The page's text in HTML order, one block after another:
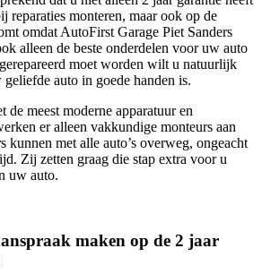
reparaties monteren, maar ook op de
omdat AutoFirst Garage Piet Sanders
alleen de beste onderdelen voor uw auto
moet worden wilt u natuurlijk
auto in goede handen is.
meest moderne apparatuur en
er alleen vakkundige monteurs aan
kunnen met alle auto’s overweg, ongeacht
Zij zetten graag die stap extra voor u
uw auto.
maken op de 2 jaar